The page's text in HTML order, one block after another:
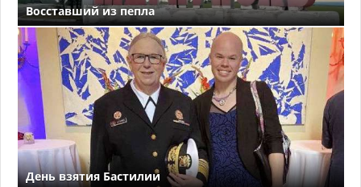
Восставший из пепла
День взятия Бастилии